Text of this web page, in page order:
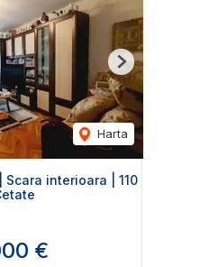
Harta
Next
interioara | 110
€